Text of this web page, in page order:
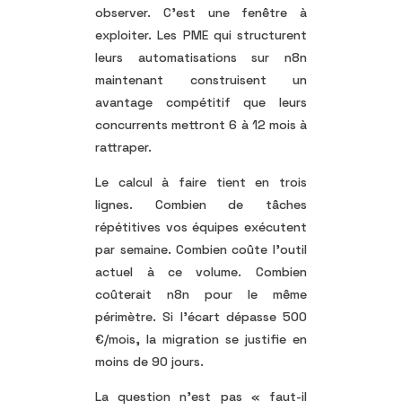
observer. C’est une fenêtre à
exploiter. Les PME qui structurent
leurs automatisations sur n8n
maintenant construisent un
avantage compétitif que leurs
concurrents mettront 6 à 12 mois à
rattraper.
Le calcul à faire tient en trois
lignes. Combien de tâches
répétitives vos équipes exécutent
par semaine. Combien coûte l’outil
actuel à ce volume. Combien
coûterait n8n pour le même
périmètre. Si l’écart dépasse 500
€/mois, la migration se justifie en
moins de 90 jours.
La question n’est pas « faut-il